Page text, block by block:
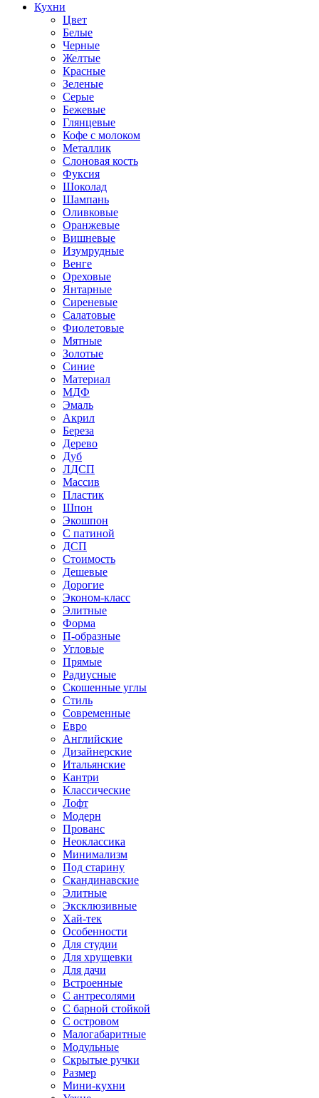
Кухни
Цвет
Белые
Черные
Желтые
Красные
Зеленые
Серые
Бежевые
Глянцевые
Кофе с молоком
Металлик
Слоновая кость
Фуксия
Шоколад
Шампань
Оливковые
Оранжевые
Вишневые
Изумрудные
Венге
Ореховые
Янтарные
Сиреневые
Салатовые
Фиолетовые
Мятные
Золотые
Синие
Материал
МДФ
Эмаль
Акрил
Береза
Дерево
Дуб
ЛДСП
Массив
Пластик
Шпон
Экошпон
С патиной
ДСП
Стоимость
Дешевые
Дорогие
Эконом-класс
Элитные
Форма
П-образные
Угловые
Прямые
Радиусные
Скошенные углы
Стиль
Современные
Евро
Английские
Дизайнерские
Итальянские
Кантри
Классические
Лофт
Модерн
Прованс
Неоклассика
Минимализм
Под старину
Скандинавские
Элитные
Эксклюзивные
Хай-тек
Особенности
Для студии
Для хрущевки
Для дачи
Встроенные
С антресолями
С барной стойкой
С островом
Малогабаритные
Модульные
Скрытые ручки
Размер
Мини-кухни